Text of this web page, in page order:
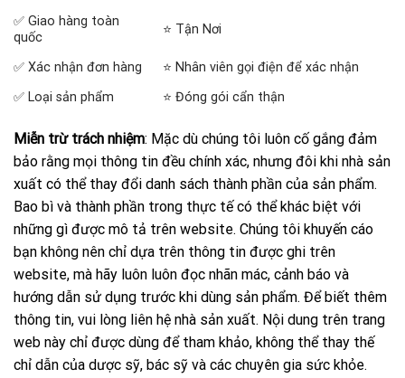
✅ Giao hàng toàn
quốc
⭐ Tận Nơi
✅ Xác nhận đơn hàng
⭐ Nhân viên gọi điện để xác nhận
✅ Loại sản phẩm
⭐ Đóng gói cẩn thận
Miễn trừ trách nhiệm: Mặc dù chúng tôi luôn cố gắng đảm
bảo rằng mọi thông tin đều chính xác, nhưng đôi khi nhà sản
xuất có thể thay đổi danh sách thành phần của sản phẩm.
Bao bì và thành phần trong thực tế có thể khác biệt với
những gì được mô tả trên website. Chúng tôi khuyến cáo
bạn không nên chỉ dựa trên thông tin được ghi trên
website, mà hãy luôn luôn đọc nhãn mác, cảnh báo và
hướng dẫn sử dụng trước khi dùng sản phẩm. Để biết thêm
thông tin, vui lòng liên hệ nhà sản xuất. Nội dung trên trang
web này chỉ được dùng để tham khảo, không thể thay thế
chỉ dẫn của dược sỹ, bác sỹ và các chuyên gia sức khỏe.